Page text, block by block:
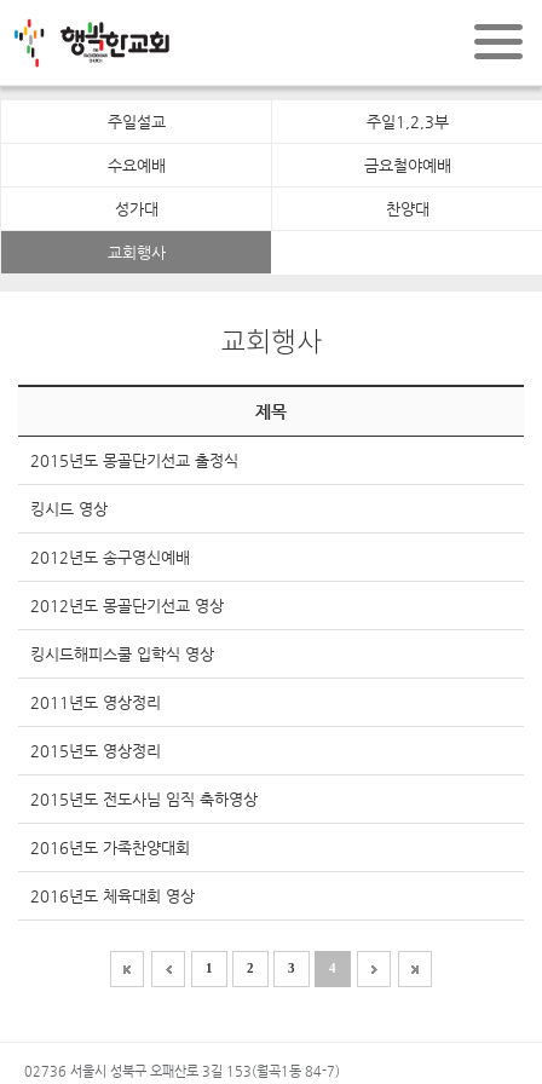
주일설교 주일1,2,3부
수요예배 금요철야예배
성가대 찬양대
교회행사
교회행사
제목
2015년도 몽골단기선교 출정식
킹시드 영상
2012년도 송구영신예배
2012년도 몽골단기선교 영상
킹시드해피스쿨 입학식 영상
2011년도 영상정리
2015년도 영상정리
2015년도 전도사님 임직 축하영상
2016년도 가족찬양대회
2016년도 체육대회 영상
1 2 3 4
02736 서울시 성북구 오패산로 3길 153(월곡1동 84-7)